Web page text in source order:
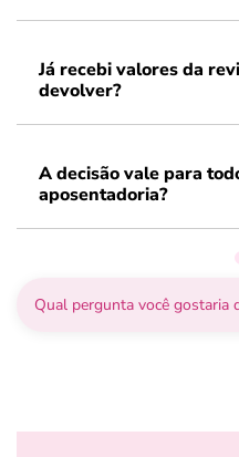
Já recebi valores da
devolver?
A decisão vale para
aposentadoria?